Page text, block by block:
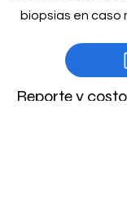
biopsias en caso
Reporte y costo